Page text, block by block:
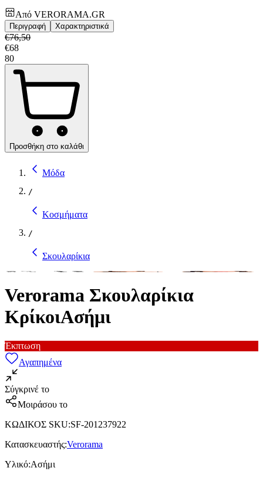
Από VERORAMA.GR
Περιγραφή Χαρακτηριστικά
€76,50
€68
80
Προσθήκη στο καλάθι
Μόδα
/
Κοσμήματα
/
Σκουλαρίκια
Verorama Σκουλαρίκια
ΚρίκοιΑσήμι
Έκπτωση
Αγαπημένα
Σύγκρινέ το
Μοιράσου το
ΚΩΔΙΚΟΣ SKU:SF-201237922
Κατασκευαστής:Verorama
Υλικό:Ασήμι